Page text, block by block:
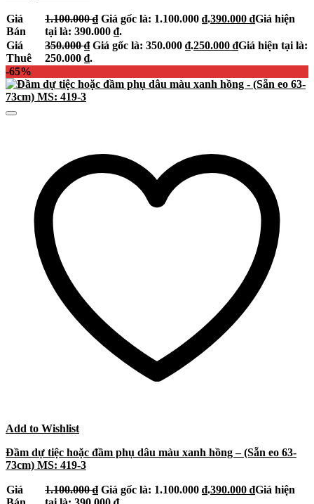
Giá
Bán
1.100.000₫ Giá gốc là: 1.100.000 ₫.390.000 ₫Giá hiện
tại là: 390.000 ₫.
Giá
Thuê
350.000₫ Giá gốc là: 350.000 ₫.250.000 ₫Giá hiện tại là:
250.000 ₫.
-65%
Add to Wishlist
Đầm dự tiệc hoặc đầm phụ dâu màu xanh hồng – (Sẵn eo 63-
73cm) MS: 419-3
Giá
1.100.000₫ Giá gốc là: 1.100.000 ₫.390.000 ₫Giá hiện